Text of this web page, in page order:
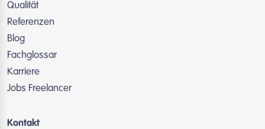
Qualität
Referenzen
Blog
Fachglossar
Karriere
Jobs Freelancer
Kontakt